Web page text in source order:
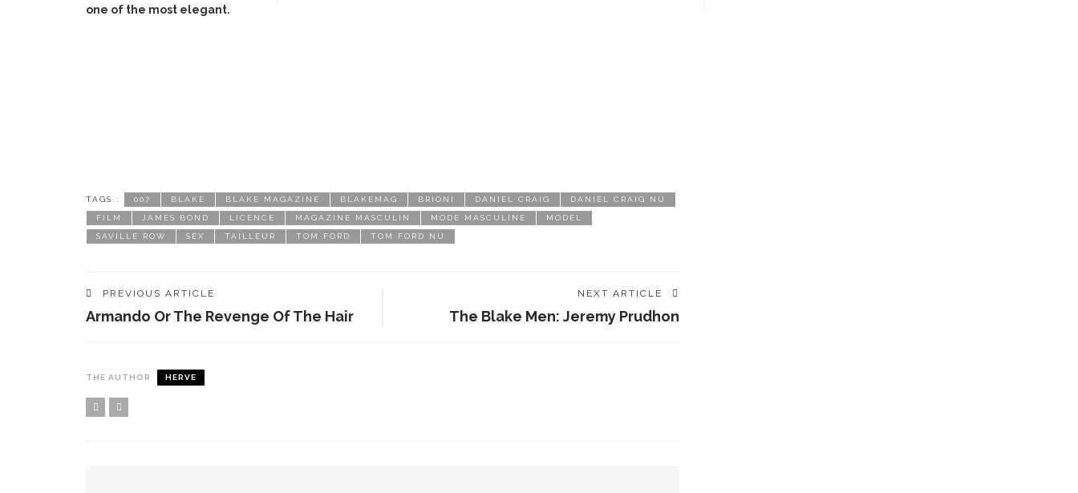
one of the most elegant.
TAGS : 007 BLAKE BLAKE MAGAZINE BLAKEMAG BRIONI DANIEL CRAIG DANIEL CRAIG NU
FILM JAMES BOND LICENCE MAGAZINE MASCULIN MODE MASCULINE MODEL
SAVILLE ROW SEX TAILLEUR TOM FORD TOM FORD NU
PREVIOUS ARTICLE
Armando Or The Revenge Of The Hair
NEXT ARTICLE
The Blake Men: Jeremy Prudhon
THE AUTHOR HERVE